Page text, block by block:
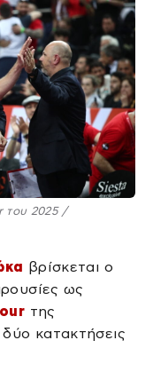
του 2025 /
βρίσκεται ο
ως
της
κατακτήσεις